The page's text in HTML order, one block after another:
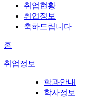
취업현황
취업정보
축하드립니다
홈
취업정보
학과안내
학사정보